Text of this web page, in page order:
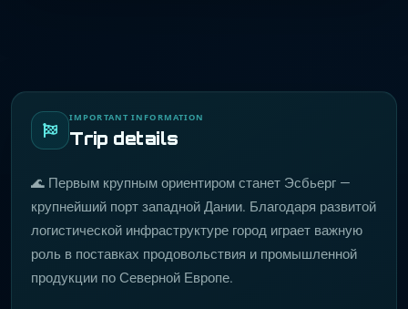
IMPORTANT INFORMATION
Trip details
🌊 Первым крупным ориентиром станет Эсбьерг —
крупнейший порт западной Дании. Благодаря развитой
логистической инфраструктуре город играет важную
роль в поставках продовольствия и промышленной
продукции по Северной Европе.